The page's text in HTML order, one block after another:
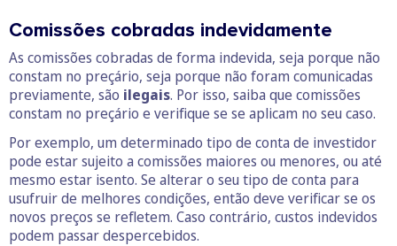
Comissões cobradas indevidamente
As comissões cobradas de forma indevida, seja porque não
constam no preçário, seja porque não foram comunicadas
previamente, são ilegais. Por isso, saiba que comissões
constam no preçário e verifique se se aplicam no seu caso.
Por exemplo, um determinado tipo de conta de investidor
pode estar sujeito a comissões maiores ou menores, ou até
mesmo estar isento. Se alterar o seu tipo de conta para
usufruir de melhores condições, então deve verificar se os
novos preços se refletem. Caso contrário, custos indevidos
podem passar despercebidos.